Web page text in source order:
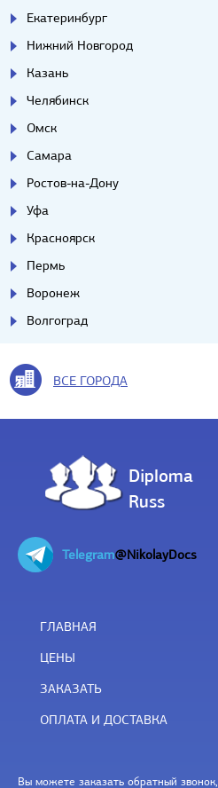
Екатеринбург
Нижний Новгород
Казань
Челябинск
Омск
Самара
Ростов-на-Дону
Уфа
Красноярск
Пермь
Воронеж
Волгоград
ВСЕ ГОРОДА
Diploma
Russ
Telegram@NikolayDocs
ГЛАВНАЯ
ЦЕНЫ
ЗАКАЗАТЬ
ОПЛАТА И ДОСТАВКА
Вы можете заказать обратный